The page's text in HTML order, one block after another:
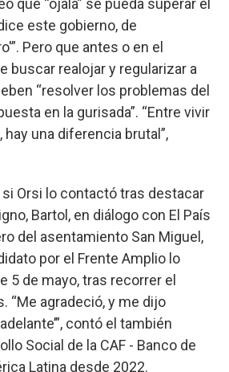
que “ojalá” se pueda superar el
este gobierno, de
Pero que antes o en el
buscar realojar y regularizar a
“resolver los problemas del
en la gurisada”. “Entre vivir
hay una diferencia brutal”,
Orsi lo contactó tras destacar
Bartol, en diálogo con El País
del asentamiento San Miguel,
por el Frente Amplio lo
5 de mayo, tras recorrer el
“Me agradeció, y me dijo
contó el también
Social de la CAF - Banco de
Latina desde 2022.